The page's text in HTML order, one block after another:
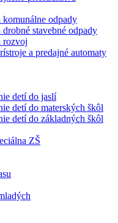
odpady
stavebné odpady
rozvoj
a predajné automaty
detí do jaslí
detí do materských škôl
detí do základných škôl
ZŠ